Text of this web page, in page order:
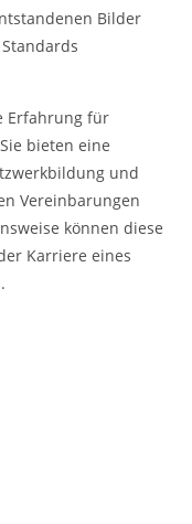
Bilder
Erfahrung für
bieten eine
und
Vereinbarungen
können diese
Karriere eines